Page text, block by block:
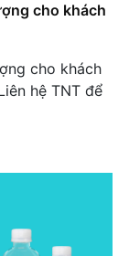
Logo: Bài
Doanh
Thương
Medicall
Nước Uống
cho khách
cho khách
hệ TNT để